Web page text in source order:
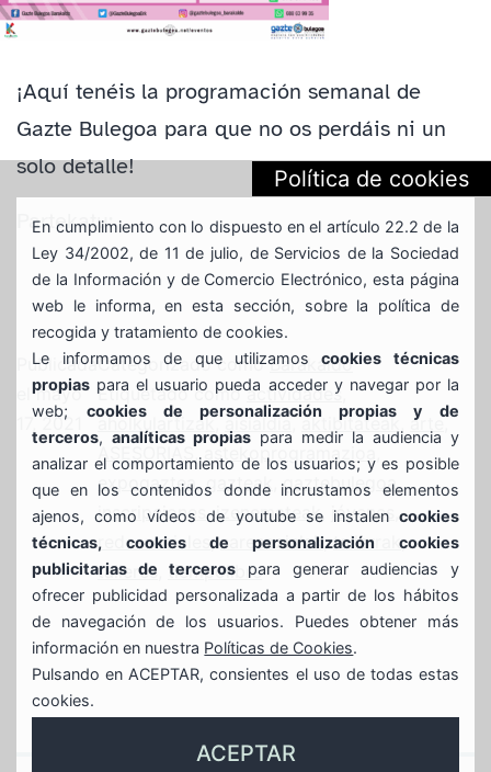
¡Aquí tenéis la programación semanal de
Gazte Bulegoa para que no os perdáis ni un
solo detalle!
Partekatu:
Publicada
elmayo
17, 2021
Categorizado comoBarakaldo
Etiquetado comoactividades
aholkulartizak, aisialdia,aktibitateak arte,
ASESORIAS, astekoprogramazioa
expogaztea,gazteak ,gaztebulegoa,
inscripciones ,izenemateak, jóvenes
redessociales,saresozialak,tailerrak,
talleres tiempolibre
Política de cookies
En cumplimiento con lo dispuesto en el artículo 22.2 de la
Ley 34/2002, de 11 de julio, de Servicios de la Sociedad
de la Información y de Comercio Electrónico, esta página
web le informa, en esta sección, sobre la política de
recogida y tratamiento de cookies.
Le informamos de que utilizamoscookies técnicas
propias para el usuario pueda acceder y navegar por la
web; cookies de personalización propias y de
terceros,analíticas propias para medir la audiencia y
analizar el comportamiento de los usuarios; y es posible
que en los contenidos donde incrustamos elementos
ajenos, como vídeos de youtube se instalen cookies
técnicas, cookies de personalización cookies
publicitarias de terceros para generar audiencias y
ofrecer publicidad personalizada a partir de los hábitos
de navegación de los usuarios. Puedes obtener más
información en nuestra Políticas de Cookies.
Pulsando en ACEPTAR, consientes el uso de todas estas
cookies.
ACEPTAR